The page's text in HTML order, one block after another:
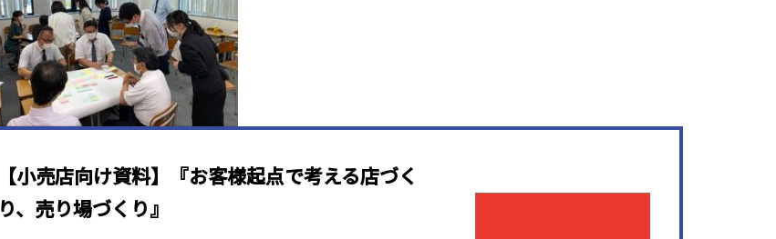
【小売店向け資料】『お客様起点で考える店づく
り、売り場づくり』